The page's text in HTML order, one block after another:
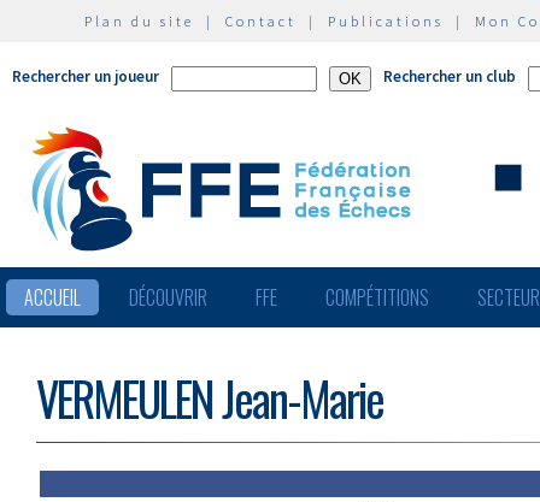
Plan du site | Contact | Publications | Mon
Rechercher un joueur Rechercher un club
ACCUEIL DÉCOUVRIR FFE COMPÉTITIONS
VERMEULEN Jean-Marie